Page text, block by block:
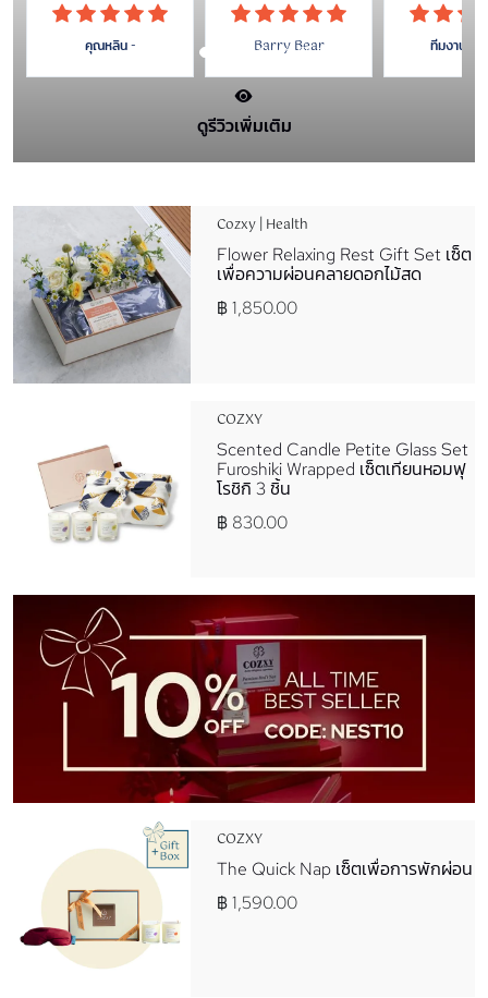
สินค้าคุณภาพดี
เยี่ยม”
คุณหลิน - Barry Bear
ความห่วง
ทีมงานคอ
ดูรีวิวเพิ่มเติม
Cozxy | Health
Flower Relaxing Rest Gift Set เซ็ต
เพื่อความผ่อนคลายดอกไม้สด
฿ 1,850.00
COZXY
Scented Candle Petite Glass Set
Furoshiki Wrapped เซ็ตเทียนหอมฟุ
โรชิกิ 3 ชิ้น
฿ 830.00
COZXY
The Quick Nap เซ็ตเพื่อการพักผ่อน
฿ 1,590.00